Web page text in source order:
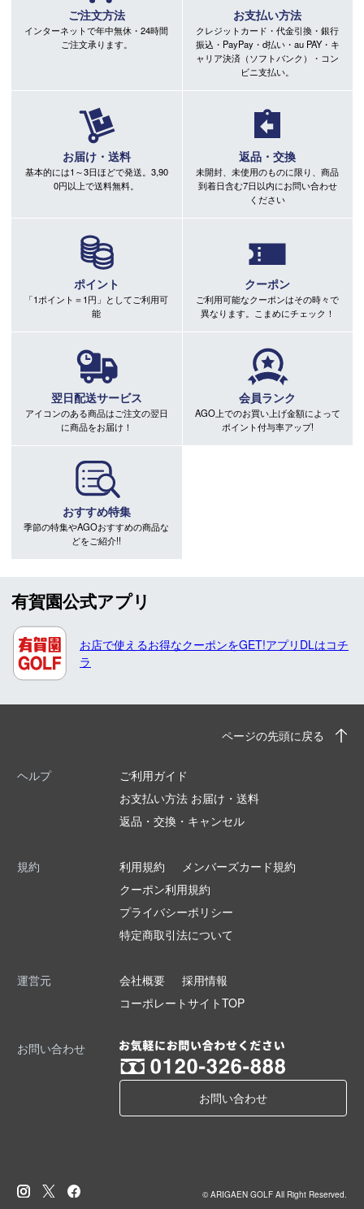
ご注文方法
インターネットで年中無休・24時間
ご注文承ります。
お支払い方法
クレジットカード・代金引換・銀行
振込・PayPay・d払い・au PAY・キ
ャリア決済（ソフトバンク）・コン
ビニ支払い。
お届け・送料
基本的には1～3日ほどで発送。3,90
0円以上で送料無料。
返品・交換
未開封、未使用のものに限り、商品
到着日含む7日以内にお問い合わせ
ください
ポイント
「1ポイント＝1円」としてご利用可
能
クーポン
ご利用可能なクーポンはその時々で
異なります。こまめにチェック！
翌日配送サービス
アイコンのある商品はご注文の翌日
に商品をお届け！
会員ランク
AGO上でのお買い上げ金額によって
ポイント付与率アップ!
おすすめ特集
季節の特集やAGOおすすめの商品な
どをご紹介!!
有賀園公式アプリ
お店で使えるお得なクーポンをGET!アプリDLはコチ
ラ
ページの先頭に戻る
ヘルプ
ご利用ガイド
お支払い方法 お届け・送料
返品・交換・キャンセル
規約 利用規約
メンバーズカード規約
クーポン利用規約
プライバシーポリシー
特定商取引法について
運営元 会社概要
採用情報
コーポレートサイトTOP
お問い合わせ
お問い合わせ
© ARIGAEN GOLF All Right Reserved.